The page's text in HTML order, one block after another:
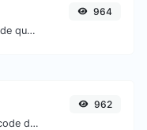
Extraia URLs http/https de qualquer tipo de conteúdo de texto.
964
Converta trechos de bbcode de fóruns para código HTML bruto.
962